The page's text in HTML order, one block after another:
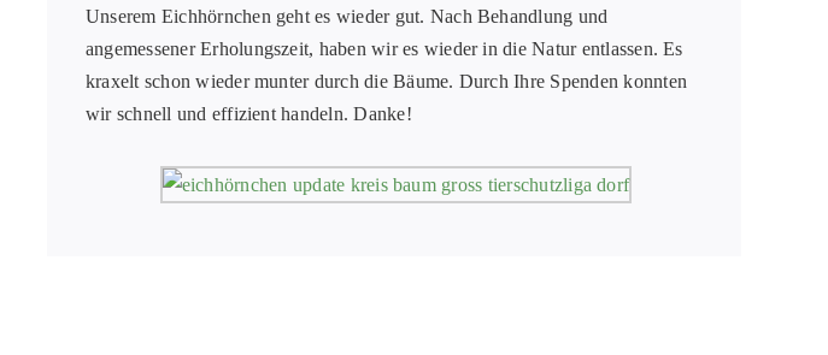
Unserem Eichhörnchen geht es wieder gut. Nach Behandlung und
angemessener Erholungszeit, haben wir es wieder in die Natur entlassen. Es
kraxelt schon wieder munter durch die Bäume. Durch Ihre Spenden konnten
wir schnell und effizient handeln. Danke!